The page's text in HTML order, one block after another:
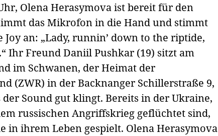
Olena Herasymova ist bereit für den
das Mikrofon in die Hand und stimmt
Joy an: „Lady, runnin’ down to the riptide,
Ihr Freund Daniil Pushkar (19) sitzt am
im Schwanen, der Heimat der
(ZWR) in der Backnanger Schillerstraße 9,
Sound gut klingt. Bereits in der Ukraine,
russischen Angriffskrieg geflüchtet sind,
in ihrem Leben gespielt. Olena Herasymova